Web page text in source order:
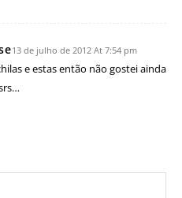
13 de julho de 2012 At 7:54 pm
e estas então não gostei ainda